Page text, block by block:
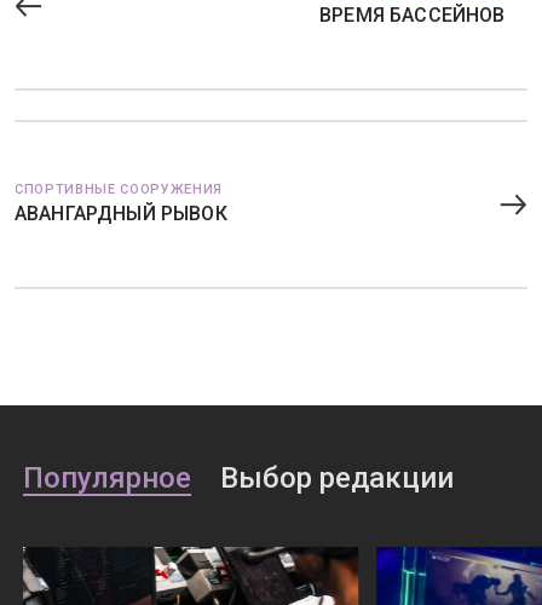
ВРЕМЯ БАССЕЙНОВ
СПОРТИВНЫЕ СООРУЖЕНИЯ
АВАНГАРДНЫЙ РЫВОК
Популярное Выбор редакции